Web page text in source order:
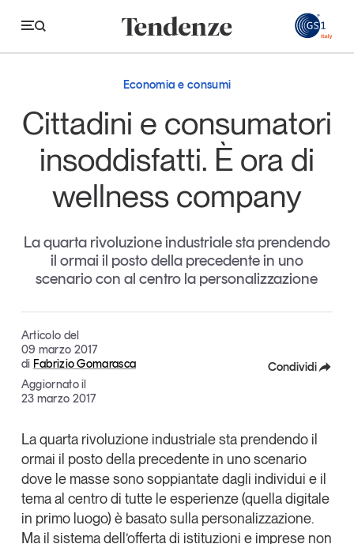
Tendenze
Economia e consumi
Innovazione
Logistica
Retail e brand
Sostenibilità
Magazine
Articoli
Opinioni
Il Numero
Interviste
Comunicati stampa
Video
Podcast
Tutti gli studi e le ricerche
Economia e consumi
Cittadini e consumatori
insoddisfatti. È ora di
wellness company
La quarta rivoluzione industriale sta prendendo
il ormai il posto della precedente in uno
scenario con al centro la personalizzazione
Articolo del
09 marzo 2017
di Fabrizio Gomarasca
Aggiornato il
23 marzo 2017
Condividi
Linkedin
Copia Link
La quarta rivoluzione industriale sta prendendo il
ormai il posto della precedente in uno scenario
dove le masse sono soppiantate dagli individui e il
tema al centro di tutte le esperienze (quella digitale
in primo luogo) è basato sulla personalizzazione.
Ma il sistema dell’offerta di istituzioni e imprese non